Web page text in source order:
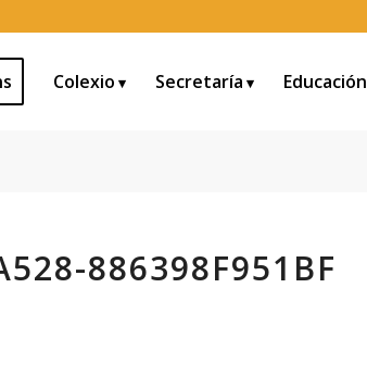
Colexio Secretaría Educación
886398F951BF